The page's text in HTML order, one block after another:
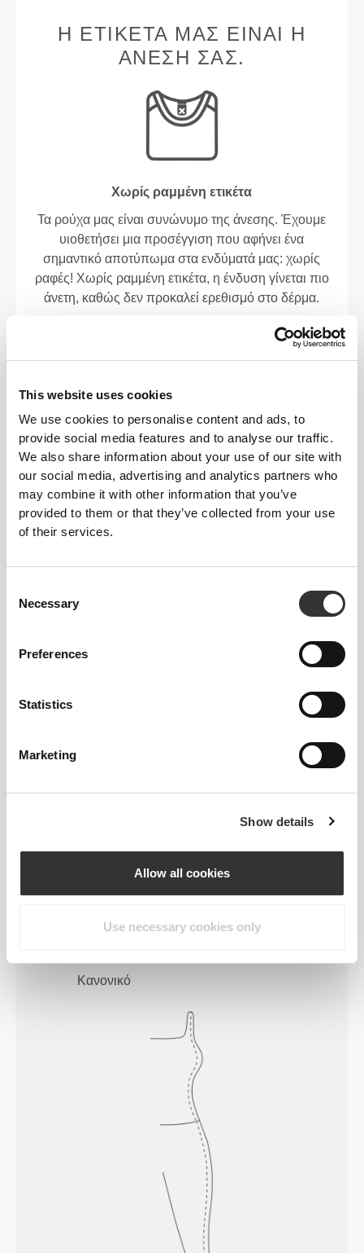
This website uses cookies
We use cookies to personalise content and ads, to
provide social media features and to analyse our traffic.
We also share information about your use of our site with
our social media, advertising and analytics partners who
may combine it with other information that you’ve
provided to them or that they’ve collected from your use
of their services.
Selection
Necessary
Preferences
Statistics
Marketing
Show details
Allow all cookies
Use necessary cookies only
Η ΕΤΙΚΈΤΑ ΜΑΣ ΕΊΝΑΙ Η
ΆΝΕΣΉ ΣΑΣ.
Χωρίς ραμμένη ετικέτα
Τα ρούχα μας είναι συνώνυμο της άνεσης. Έχουμε
υιοθετήσει μια προσέγγιση που αφήνει ένα
σημαντικό αποτύπωμα στα ενδύματά μας: χωρίς
ραφές! Χωρίς ραμμένη ετικέτα, η ένδυση γίνεται πιο
άνετη, καθώς δεν προκαλεί ερεθισμό στο δέρμα.
ΣΥΜΒΟΥΛΈΣ ΓΙΑ ΤΑ ΜΕΓΈΘΗ
Αυτό το αντικείμενο
Στενό
Κανονικό